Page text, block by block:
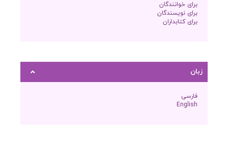
برای خوانندگان
برای نویسندگان
برای کتابداران
زبان
فارسی
English